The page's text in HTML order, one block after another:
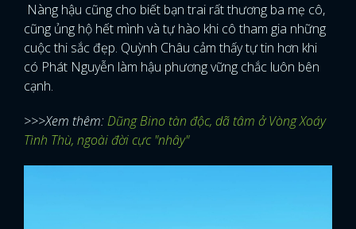
Nàng hậu cũng cho biết bạn trai rất thương ba mẹ cô,
cũng ủng hộ hết mình và tự hào khi cô tham gia những
cuộc thi sắc đẹp. Quỳnh Châu cảm thấy tự tin hơn khi
có Phát Nguyễn làm hậu phương vững chắc luôn bên
cạnh.
>>>Xem thêm:Dũng Bino tàn độc, dã tâm ở Vòng Xoáy
Tình Thù, ngoài đời cực "nhây"